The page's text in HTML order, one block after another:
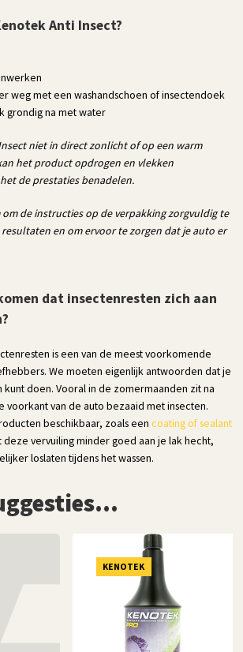
Anti Insect?
weg met een washandschoen of insectendoek
grondig na met water
niet in direct zonlicht of op een warm
het product opdrogen en vlekken
de prestaties benadelen.
de instructies op de verpakking zorgvuldig te
en om ervoor te zorgen dat je auto er
dat insectenresten zich aan
is een van de meest voorkomende
We moeten eigenlijk antwoorden dat je
kunt doen. Vooral in de zomermaanden zit na
voorkant van de auto bezaaid met insecten.
beschikbaar, zoals eencoating of sealant
vervuiling minder goed aan je lak hecht,
loslaten tijdens het wassen.
KENOTEK